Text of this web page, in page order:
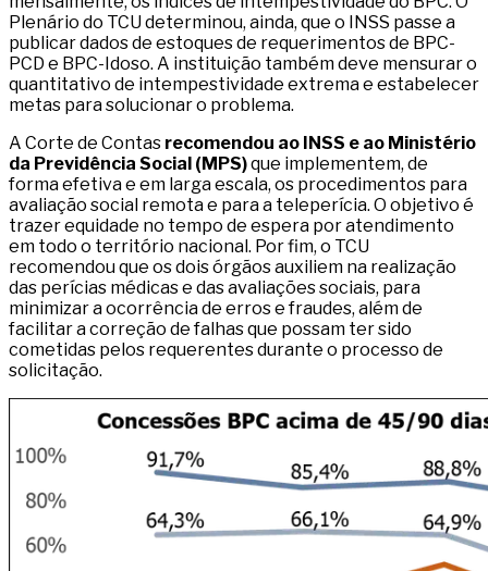
Plenário do TCU determinou, ainda, que o INSS passe a
publicar dados de estoques de requerimentos de BPC-
PCD e BPC-Idoso. A instituição também deve mensurar o
quantitativo de intempestividade extrema e estabelecer
metas para solucionar o problema.
A Corte de Contas recomendou ao INSS e ao Ministério
da Previdência Social (MPS)que implementem, de
forma efetiva e em larga escala, os procedimentos para
avaliação social remota e para a teleperícia. O objetivo é
trazer equidade no tempo de espera por atendimento
em todo o território nacional. Por fim, o TCU
recomendou que os dois órgãos auxiliem na realização
das perícias médicas e das avaliações sociais, para
minimizar a ocorrência de erros e fraudes, além de
facilitar a correção de falhas que possam ter sido
cometidas pelos requerentes durante o processo de
solicitação.